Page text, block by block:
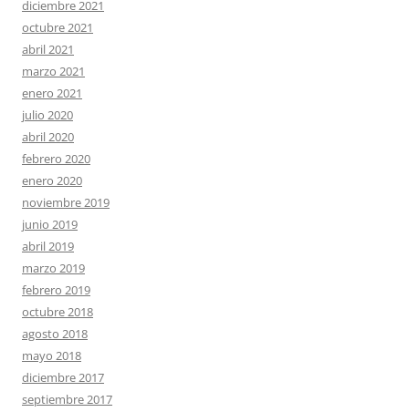
diciembre 2021
octubre 2021
abril 2021
marzo 2021
enero 2021
julio 2020
abril 2020
febrero 2020
enero 2020
noviembre 2019
junio 2019
abril 2019
marzo 2019
febrero 2019
octubre 2018
agosto 2018
mayo 2018
diciembre 2017
septiembre 2017